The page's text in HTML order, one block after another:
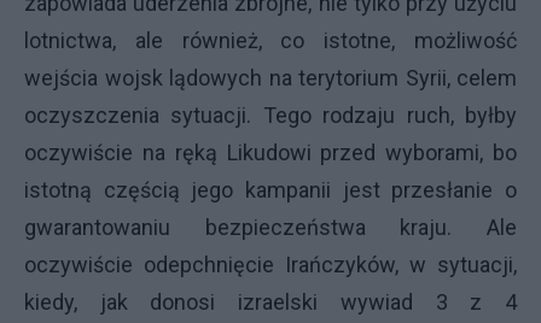
lotnictwa, ale również, co istotne, możliwość
wejścia wojsk lądowych na terytorium Syrii, celem
oczyszczenia sytuacji. Tego rodzaju ruch, byłby
oczywiście na ręką Likudowi przed wyborami, bo
istotną częścią jego kampanii jest przesłanie o
gwarantowaniu bezpieczeństwa kraju. Ale
oczywiście odepchnięcie Irańczyków, w sytuacji,
kiedy, jak donosi izraelski wywiad 3 z 4